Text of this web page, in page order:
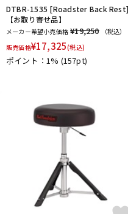
アンプ
DJ機器
配信/ライブ機器
中古
DTBR-1535 [Roadster Back Rest]
【お取り寄せ品】
メーカー希望小売価格 ¥19,250
（税込）
販売価格¥17,325(税込)
ポイント：1% (157pt)